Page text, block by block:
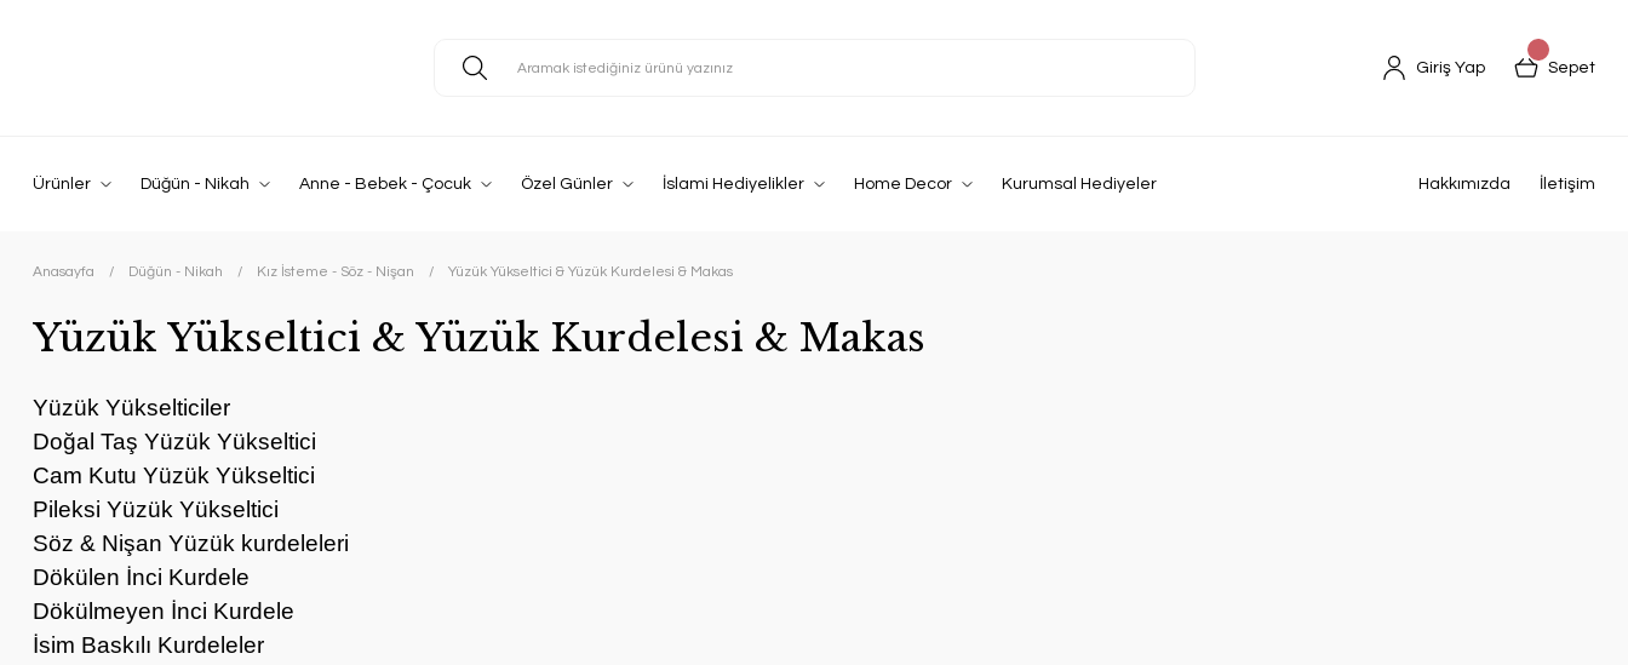
Giriş Yap Sepet
Ürünler Düğün - Nikah Anne - Bebek - Çocuk Özel Günler İslami Hediyelikler Home Decor Kurumsal Hediyeler Hakkımızda İletişim
Anasayfa Düğün - Nikah Kız İsteme - Söz - Nişan Yüzük Yükseltici & Yüzük Kurdelesi & Makas
Yüzük Yükseltici & Yüzük Kurdelesi & Makas
Yüzük Yükselticiler
Doğal Taş Yüzük Yükseltici
Cam Kutu Yüzük Yükseltici
Pileksi Yüzük Yükseltici
Söz & Nişan Yüzük kurdeleleri
Dökülen İnci Kurdele
Dökülmeyen İnci Kurdele
İsim Baskılı Kurdeleler